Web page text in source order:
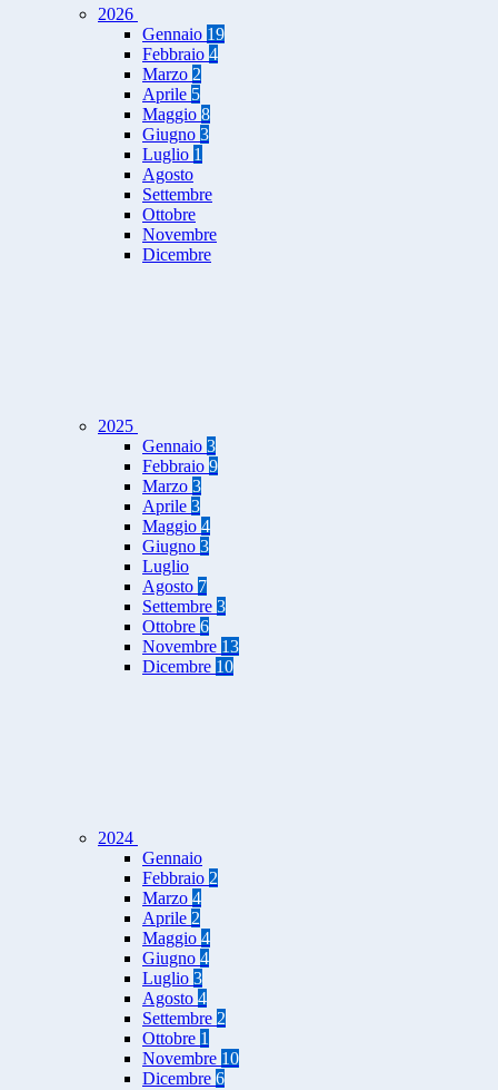
2026
Gennaio 19
Febbraio 4
Marzo 2
Aprile 5
Maggio 8
Giugno 3
Luglio 1
Agosto
Settembre
Ottobre
Novembre
Dicembre
2025
Gennaio 3
Febbraio 9
Marzo 3
Aprile 3
Maggio 4
Giugno 3
Luglio
Agosto 7
Settembre 3
Ottobre 6
Novembre 13
Dicembre 10
2024
Gennaio
Febbraio 2
Marzo 4
Aprile 2
Maggio 4
Giugno 4
Luglio 3
Agosto 4
Settembre 2
Ottobre 1
Novembre 10
Dicembre 6